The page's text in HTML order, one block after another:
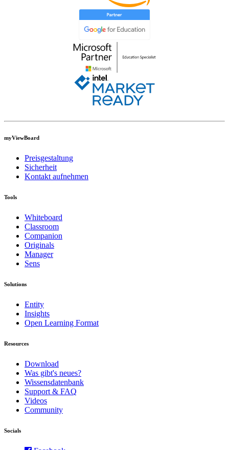
myViewBoard
Preisgestaltung
Sicherheit
Kontakt aufnehmen
Tools
Whiteboard
Classroom
Companion
Originals
Manager
Sens
Solutions
Entity
Insights
Open Learning Format
Resources
Download
Was gibt's neues?
Wissensdatenbank
Support & FAQ
Videos
Community
Socials